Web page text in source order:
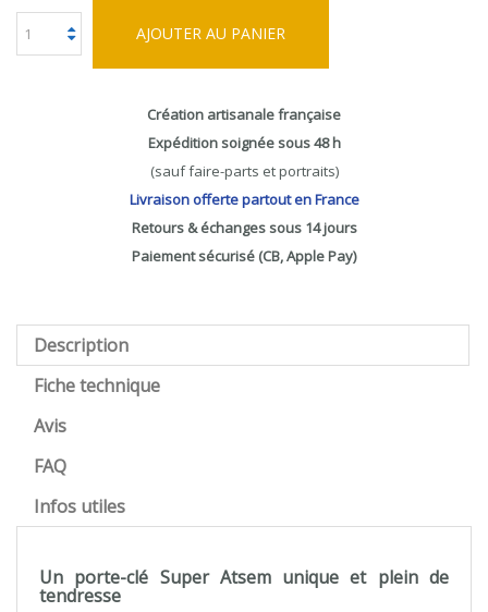
AJOUTER AU PANIER
Création artisanale française
Expédition soignée sous 48 h
(sauf faire-parts et portraits)
Livraison offerte partout en France
Retours & échanges sous 14 jours
Paiement sécurisé (CB, Apple Pay)
Description
Fiche technique
Avis
FAQ
Infos utiles
Un porte-clé Super Atsem unique et plein de
tendresse